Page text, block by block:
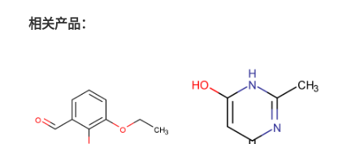
相关产品：